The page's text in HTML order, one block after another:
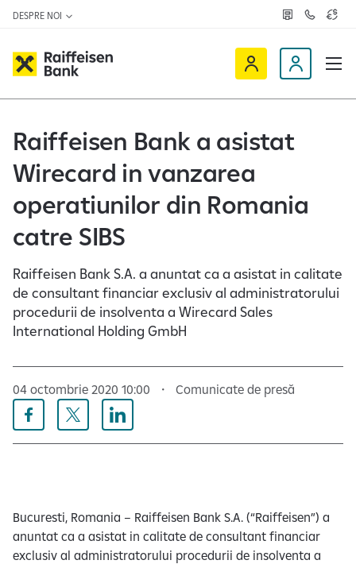
DESPRE NOI
R
a
C
c
C
s
v
R
f
e
i
s
n
l
i
D
n
l
t
Raiffeisen Bank a asistat
Wirecard in vanzarea
operatiunilor din Romania
catre SIBS
Raiffeisen Bank S.A. a anuntat ca a asistat in calitate
de consultant financiar exclusiv al administratorului
procedurii de insolventa a Wirecard Sales
International Holding GmbH
04 octombrie 2020 10:00 Comunicate de presă
Bucuresti, Romania – Raiffeisen Bank S.A. (“Raiffeisen”) a
anuntat ca a asistat in calitate de consultant financiar
exclusiv al administratorului procedurii de insolventa a